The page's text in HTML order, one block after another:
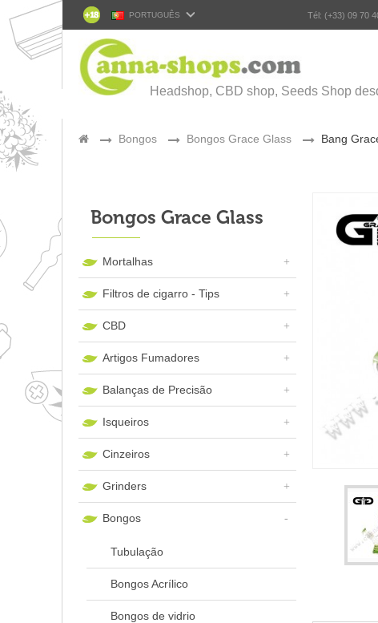
PORTUGUÊS Tél: (+33) 09 70
Headshop, CBD shop, Seeds Shop
> Bongos > Bongos Grace Glass > Bang
Bongos Grace Glass
Mortalhas
Filtros de cigarro - Tips
CBD
Artigos Fumadores
Balanças de Precisão
Isqueiros
Cinzeiros
Grinders
Bongos
Tubulação
Bongos Acrílico
Bongos de vidrio